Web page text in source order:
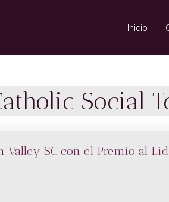
Inicio
Social
Valley SC con el Premio al